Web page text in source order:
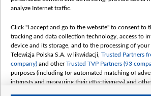
Докладно
Погляд
Цікаво
Slawa.tv
Про нас
analyze Internet traffic.
Click "I accept and go to the website" to consent to
tracking and data collection technology, access to
device and its storage, and to the processing of
Telewizja Polska S.A. w likwidacji, Trusted Partners
company) and otherTrusted TVP Partners (93
purposes (including for automated matching of
interests and measuring their effectiveness) and